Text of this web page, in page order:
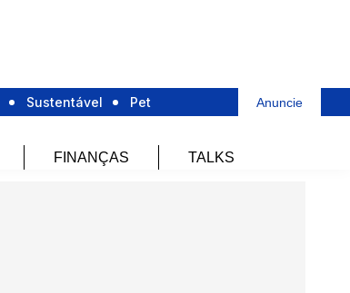
Sustentável Pet Anuncie
FINANÇAS TALKS